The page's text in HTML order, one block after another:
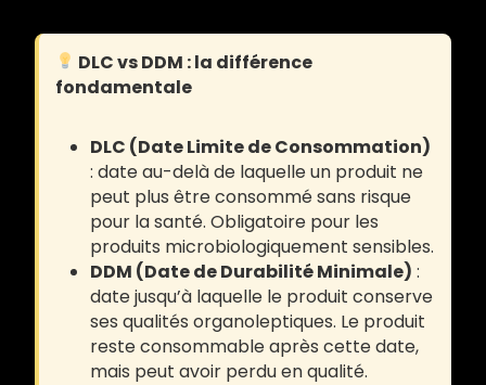
DLC vs DDM : la différence
fondamentale
DLC (Date Limite de Consommation)
: date au-delà de laquelle un produit ne
peut plus être consommé sans risque
pour la santé. Obligatoire pour les
produits microbiologiquement sensibles.
DDM (Date de Durabilité Minimale) :
date jusqu’à laquelle le produit conserve
ses qualités organoleptiques. Le produit
reste consommable après cette date,
mais peut avoir perdu en qualité.